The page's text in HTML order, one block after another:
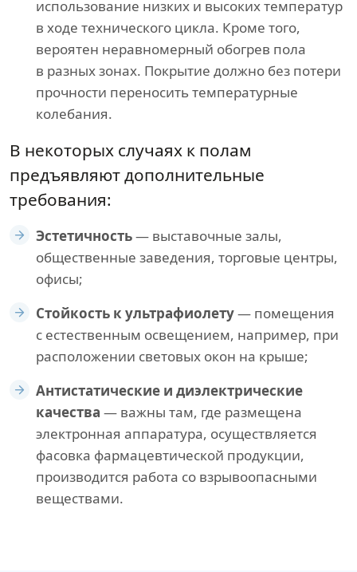
использование низких и высоких температур
в ходе технического цикла. Кроме того,
вероятен неравномерный обогрев пола
в разных зонах. Покрытие должно без потери
прочности переносить температурные
колебания.
В некоторых случаях к полам
предъявляют дополнительные
требования:
Эстетичность— выставочные залы,
общественные заведения, торговые центры,
офисы;
Стойкость к ультрафиолету— помещения
с естественным освещением, например, при
расположении световых окон на крыше;
Антистатические и диэлектрические
качества — важны там, где размещена
электронная аппаратура, осуществляется
фасовка фармацевтической продукции,
производится работа со взрывоопасными
веществами.